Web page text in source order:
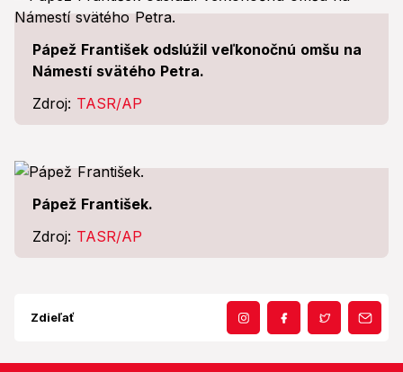
Pápež František odslúžil veľkonočnú omšu na
Námestí svätého Petra.
Zdroj: TASR/AP
Pápež František.
Zdroj: TASR/AP
Zdieľať